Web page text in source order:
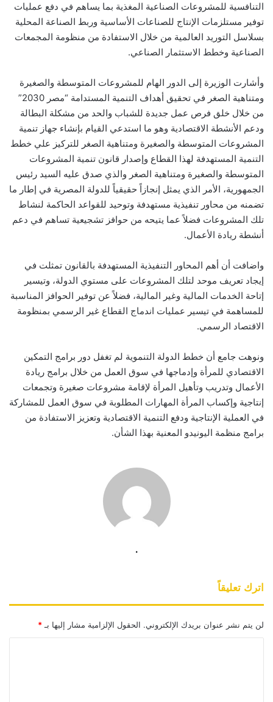
التنافسية للمشروعات الصناعية المغذية بما يساهم في دفع عمليات
توفير مستلزمات الإنتاج للصناعات الأساسية وربط الصناعة المحلية
بسلاسل التوريد العالمية من خلال الاستفادة من منظومة المجمعات
الصناعية وخطط الاستثمار الصناعي.
وأشارت الوزيرة إلى الدور الهام للمشروعات المتوسطة والصغيرة
ومتناهية الصغر في تحقيق أهداف التنمية المستدامة “مصر 2030”
من خلال خلق فرص عمل جديدة للشباب والحد من مشكلة البطالة
ودعم الأنشطة الاقتصادية وهو ما استدعي القيام بإنشاء جهاز تنمية
المشروعات المتوسطة والصغيرة ومتناهية الصغر للتركيز علي خطط
التنمية المستهدفة لهذا القطاع وإصدار قانون تنمية المشروعات
المتوسطة والصغيرة ومتناهية الصغر والذي صدق عليه السيد رئيس
الجمهورية، الأمر الذي يمثل إنجازاً حقيقياً للدولة المصرية في إطار ما
تضمنه من محاور تنفيذية مستهدفة وتوحيد للقواعد الحاكمة لنشاط
تلك المشروعات فضلاً عما يتيحه من حوافز تشجيعية تساهم في دعم
أنشطة ريادة الأعمال.
واضافت أن أهم المحاور التنفيذية المستهدفة بالقانون تمثلت في
إيجاد تعريف موحد لتلك المشروعات على مستوي الدولة، وتيسير
إتاحة الخدمات المالية وغير المالية، فضلاً عن توفير الحوافز المناسبة
للمساهمة في تيسير عمليات اندماج القطاع غير الرسمي بمنظومة
الاقتصاد الرسمي.
ونوهت جامع أن خطط الدولة التنموية لم تغفل دور برامج التمكين
الاقتصادي للمرأة وإدماجها في سوق العمل من خلال برامج ريادة
الأعمال وتدريب وتأهيل المرأة لإقامة مشروعات صغيرة وتجمعات
إنتاجية وإكساب المرأة المهارات المطلوبة في سوق العمل للمشاركة
في العملية الإنتاجية ودفع التنمية الاقتصادية وتعزيز الاستفادة من
برامج منظمة اليونيدو المعنية بهذا الشأن.
.
اترك تعليقاً
لن يتم نشر عنوان بريدك الإلكتروني. الحقول الإلزامية مشار إليها بـ *